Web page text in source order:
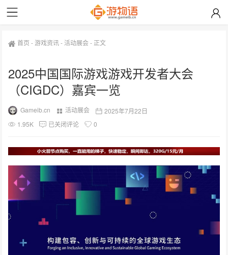
首页 -游戏资讯-活动展会- 正文
2025中国国际游戏游戏开发者大会
（CIGDC）嘉宾一览
Gameib.cn 活动展会
2025年7月22日
1.95K
已关闭评论 0